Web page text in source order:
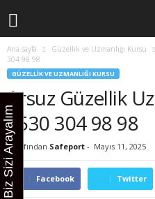
Ana sayfa Güzellik ve Uzmanlığı Kursu
304 98 98
GÜZELLIK VE UZMANLIĞI KURSU
Arsuz Güzellik
0530 304 98 98
Tarafından Safeport - Mayıs 11, 2025
Facebook Twitter
Biz Sizi Arayalım